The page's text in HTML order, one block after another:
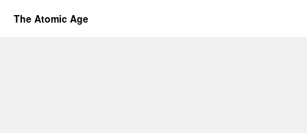
The Atomic Age